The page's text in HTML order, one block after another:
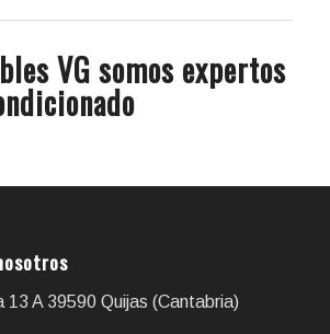
VG somos expertos
13 A 39590 Quijas (Cantabria)